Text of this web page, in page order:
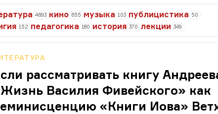
4693 кино 655 музыка 103 публицистика 50
152 педагогика 180 история 370 лекции 349
рассматривать книгу
Василия Фивейского» как
«Книги Иова»